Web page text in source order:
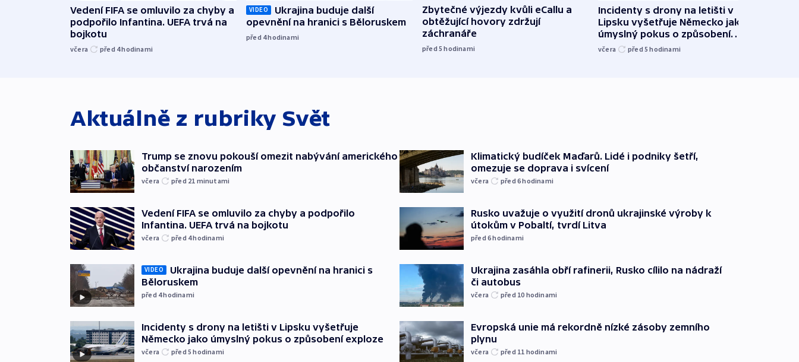
Vedení FIFA se omluvilo za chyby a
podpořilo Infantina. UEFA trvá na
bojkotu
včera před 4hodinami
VIDEO
Ukrajina buduje další
opevnění na hranici s Běloruskem
před 4hodinami
Zbytečné výjezdy kvůli eCallu a
obtěžující hovory zdržují
záchranáře
před 5hodinami
Incidenty s drony na letišti v
Lipsku vyšetřuje Německo jako
úmyslný pokus o způsobení
exploze
včera před 5hodinami
Aktuálně z rubriky Svět
Trump se znovu pokouší omezit nabývání amerického
občanství narozením
včera před 21 minutami
Vedení FIFA se omluvilo za chyby a podpořilo
Infantina. UEFA trvá na bojkotu
včera před 4hodinami
VIDEO
Ukrajina buduje další opevnění na hranici s
Běloruskem
před 4hodinami
Incidenty s drony na letišti v Lipsku vyšetřuje
Německo jako úmyslný pokus o způsobení exploze
včera před 5hodinami
Klimatický budíček Maďarů. Lidé i podniky šetří,
omezuje se doprava i svícení
včera před 6hodinami
Rusko uvažuje o využití dronů ukrajinské výroby k
útokům v Pobaltí, tvrdí Litva
před 6hodinami
Ukrajina zasáhla obří rafinerii, Rusko cílilo na nádraží
či autobus
včera před 10 hodinami
Evropská unie má rekordně nízké zásoby zemního
plynu
včera před 11 hodinami